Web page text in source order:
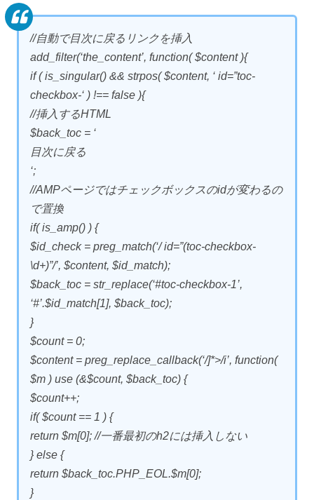
//自動で目次に戻るリンクを挿入
add_filter(‘the_content’, function( $content ){
if ( is_singular() && strpos( $content, ‘ id=”toc-
checkbox-‘ ) !== false ){
//挿入するHTML
$back_toc = ‘
目次に戻る
‘;
//AMPページではチェックボックスのidが変わるの
で置換
if( is_amp() ) {
$id_check = preg_match(‘/ id=”(toc-checkbox-
\d+)”/’, $content, $id_match);
$back_toc = str_replace(‘#toc-checkbox-1’,
‘#’.$id_match[1], $back_toc);
}
$count = 0;
$content = preg_replace_callback(‘/]*>/i’, function(
$m ) use (&$count, $back_toc) {
$count++;
if( $count == 1 ) {
return $m[0]; //一番最初のh2には挿入しない
} else {
return $back_toc.PHP_EOL.$m[0];
}